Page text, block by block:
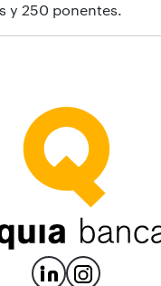
y 250 ponentes.